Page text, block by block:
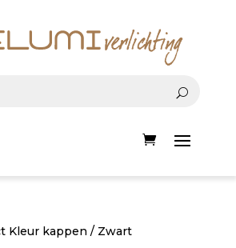
Kleur kappen / Zwart